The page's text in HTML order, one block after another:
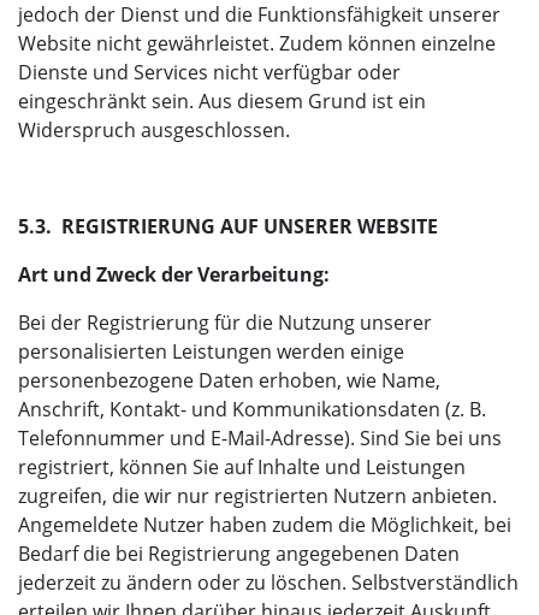
jedoch der Dienst und die Funktionsfähigkeit unserer
Website nicht gewährleistet. Zudem können einzelne
Dienste und Services nicht verfügbar oder
eingeschränkt sein. Aus diesem Grund ist ein
Widerspruch ausgeschlossen.
5.3. REGISTRIERUNG AUF UNSERER WEBSITE
Art und Zweck der Verarbeitung:
Bei der Registrierung für die Nutzung unserer
personalisierten Leistungen werden einige
personenbezogene Daten erhoben, wie Name,
Anschrift, Kontakt- und Kommunikationsdaten (z. B.
Telefonnummer und E-Mail-Adresse). Sind Sie bei uns
registriert, können Sie auf Inhalte und Leistungen
zugreifen, die wir nur registrierten Nutzern anbieten.
Angemeldete Nutzer haben zudem die Möglichkeit, bei
Bedarf die bei Registrierung angegebenen Daten
jederzeit zu ändern oder zu löschen. Selbstverständlich